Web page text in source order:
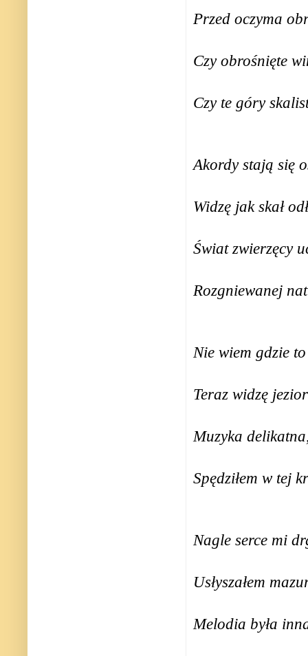
Przed oczyma
Czy obrośnięte
Czy te góry
Akordy stają się
Widzę jak skał
Świat zwierzęcy
Rozgniewanej
Nie wiem gdzie
Teraz widzę
Muzyka
Spędziłem w tej
Nagle serce mi
Usłyszałem
Melodia była